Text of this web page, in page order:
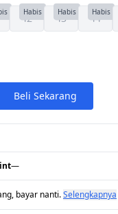
42
Habis 43
Habis 44
Habis
Beli Sekarang
—
bayar nanti.Selengkapnya